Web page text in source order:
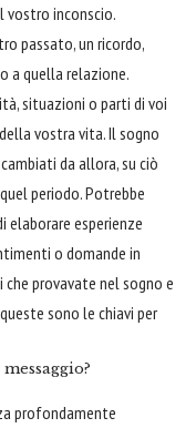
vostro inconscio.
passato, un ricordo,
a quella relazione.
situazioni o parti di voi
vostra vita. Il sogno
da allora, su ciò
periodo. Potrebbe
elaborare esperienze
o domande in
provavate nel sogno e
sono le chiavi per
profondamente